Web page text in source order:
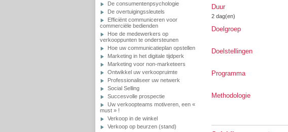
De consumentenpsychologie
De overtuigingssleutels
Efficiënt communiceren voor
commerciële bedienden
Hoe de medewerkers op
verkooppunten te ondersteunen
Hoe uw communicatieplan opstellen
Marketing in het digitale tijdperk
Marketing voor non-marketeers
Ontwikkel uw verkoopruimte
Professionaliseer uw netwerk
Social Selling
Succesvolle prospectie
Uw verkoopteams motiveren, een «
must » !
Verkoop in de winkel
Verkoop op beurzen (stand)
Duur
2 dag(en)
Doelgroep
Doelstellingen
Programma
Methodologie